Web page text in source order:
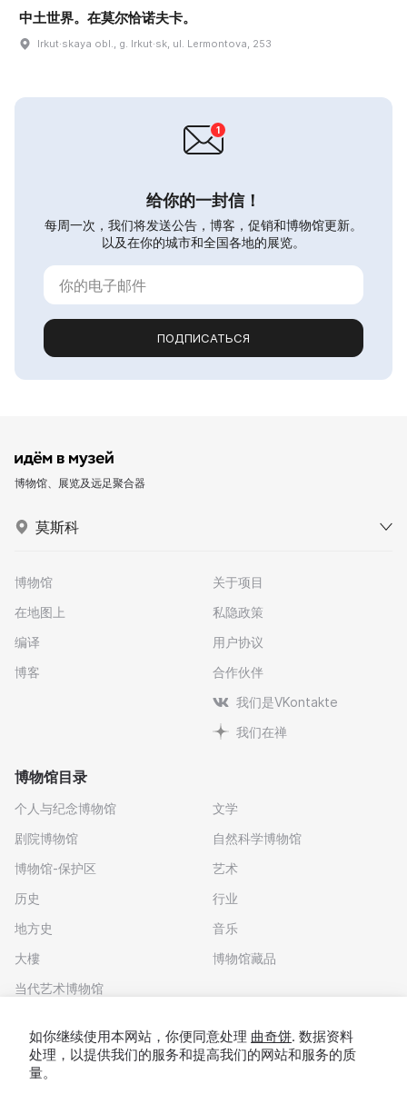
中土世界。在莫尔恰诺夫卡。
Irkut·skaya obl., g. Irkut·sk, ul. Lermontova, 253
给你的一封信！
每周一次，我们将发送公告，博客，促销和博物馆更新。
以及在你的城市和全国各地的展览。
ПОДПИСАТЬСЯ
博物馆、展览及远足聚合器
莫斯科
博物馆
在地图上
编译
博客
关于项目
私隐政策
用户协议
合作伙伴
我们是VKontakte
我们在禅
博物馆目录
个人与纪念博物馆
剧院博物馆
博物馆-保护区
历史
地方史
大樓
当代艺术博物馆
文学
自然科学博物馆
艺术
行业
音乐
博物馆藏品
如你继续使用本网站，你便同意处理 曲奇饼. 数据资料
处理，以提供我们的服务和提高我们的网站和服务的质
量。